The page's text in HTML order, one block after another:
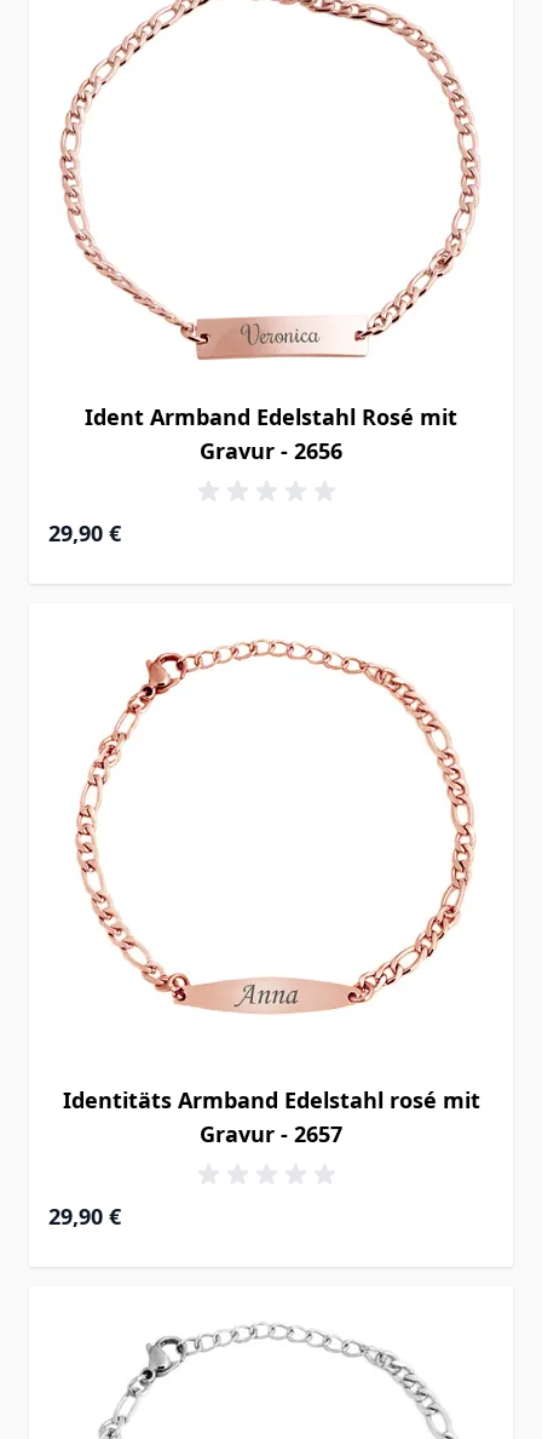
Ident Armband Edelstahl Rosé mit
Gravur - 2656
29,90 €
Identitäts Armband Edelstahl rosé mit
Gravur - 2657
29,90 €